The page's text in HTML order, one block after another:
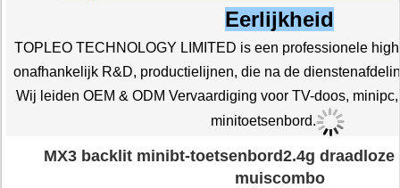
Eerlijkheid
TOPLEO TECHNOLOGY LIMITED is een professionele
onafhankelijk R&D, productielijnen, die na de
Wij leiden OEM & ODM Vervaardiging voor TV-doos,
minitoetsenbord.
MX3 backlit minibt-toetsenbord2.4g
muiscombo